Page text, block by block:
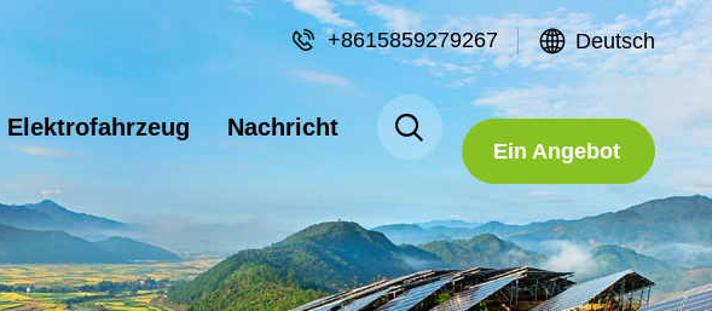
+8615859279267 Deutsch
Elektrofahrzeug Nachricht
Fordern Sie
Ein Angebot
An